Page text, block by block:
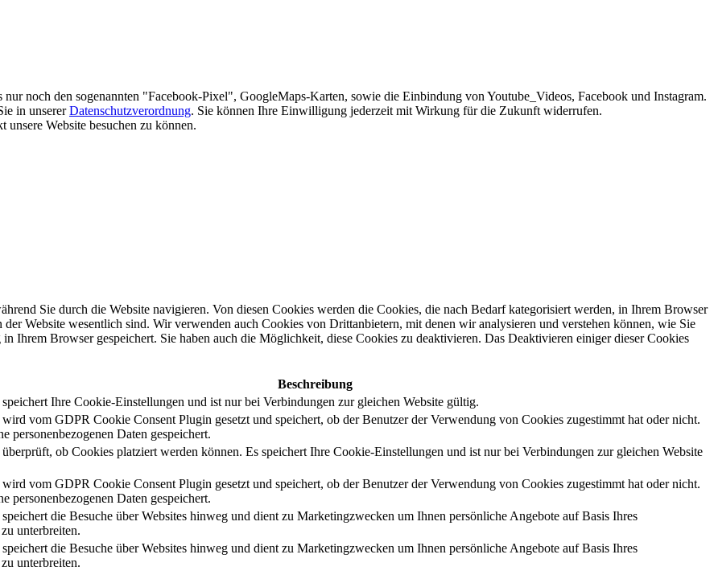
noch den sogenannten "Facebook-Pixel", GoogleMaps-Karten, sowie die Einbindung von Youtube_Videos, Facebook und Instagram.
in unsererDatenschutzverordnung. Sie können Ihre Einwilligung jederzeit mit Wirkung für die Zukunft widerrufen.
unsere Website besuchen zu können.
Sie durch die Website navigieren. Von diesen Cookies werden die Cookies, die nach Bedarf kategorisiert werden, in Ihrem Browser
Website wesentlich sind. Wir verwenden auch Cookies von Drittanbietern, mit denen wir analysieren und verstehen können, wie Sie
Ihrem Browser gespeichert. Sie haben auch die Möglichkeit, diese Cookies zu deaktivieren. Das Deaktivieren einiger dieser Cookies
Beschreibung
Ihre Cookie-Einstellungen und ist nur bei Verbindungen zur gleichen Website gültig.
vom GDPR Cookie Consent Plugin gesetzt und speichert, ob der Benutzer der Verwendung von Cookies zugestimmt hat oder nicht.
personenbezogenen Daten gespeichert.
ob Cookies platziert werden können. Es speichert Ihre Cookie-Einstellungen und ist nur bei Verbindungen zur gleichen Website
vom GDPR Cookie Consent Plugin gesetzt und speichert, ob der Benutzer der Verwendung von Cookies zugestimmt hat oder nicht.
personenbezogenen Daten gespeichert.
die Besuche über Websites hinweg und dient zu Marketingzwecken um Ihnen persönliche Angebote auf Basis Ihres
unterbreiten.
die Besuche über Websites hinweg und dient zu Marketingzwecken um Ihnen persönliche Angebote auf Basis Ihres
unterbreiten.